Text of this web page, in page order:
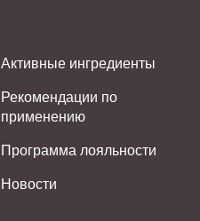
Активные ингредиенты
Рекомендации по
применению
Программа лояльности
Новости